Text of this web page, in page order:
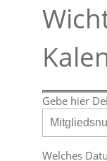
Gebe hier
Welches